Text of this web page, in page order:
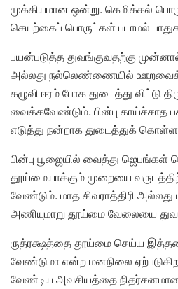
முக்கியமான ஒன்று. கெமிக்கல்
செயற்கைப் பொருட்கள் படாமல்
பயன்படுத்த துவங்குவதற்கு
அல்லது நல்லெண்ணையில் ஊறவைக்க
கழுவி ஈரம் போக துடைத்து விட்டு
வைக்கவேண்டும். பின்பு காய்ச்சாத
எடுத்து நன்றாக துடைத்துக்
பின்பு பூஜையில் வைத்து
தூய்மையாக்கும் முறையை
வேண்டும். மாத சிவராத்திரி அல்லது
அணியுமாறு தூய்மை வேலையை
ருத்ரக்ஷத்தை தூய்மை செய்ய
வேண்டுமா என்ற மனநிலை
வேண்டிய அவசியத்தை நிதர்சனமான